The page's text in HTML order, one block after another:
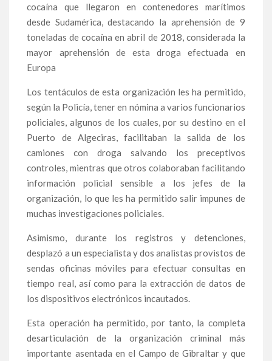
cocaína que llegaron en contenedores marítimos
desde Sudamérica, destacando la aprehensión de 9
toneladas de cocaína en abril de 2018, considerada la
mayor aprehensión de esta droga efectuada en
Europa
Los tentáculos de esta organización les ha permitido,
según la Policía, tener en nómina a varios funcionarios
policiales, algunos de los cuales, por su destino en el
Puerto de Algeciras, facilitaban la salida de los
camiones con droga salvando los preceptivos
controles, mientras que otros colaboraban facilitando
información policial sensible a los jefes de la
organización, lo que les ha permitido salir impunes de
muchas investigaciones policiales.
Asimismo, durante los registros y detenciones,
desplazó a un especialista y dos analistas provistos de
sendas oficinas móviles para efectuar consultas en
tiempo real, así como para la extracción de datos de
los dispositivos electrónicos incautados.
Esta operación ha permitido, por tanto, la completa
desarticulación de la organización criminal más
importante asentada en el Campo de Gibraltar y que